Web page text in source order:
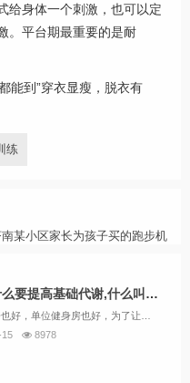
给身体一个刺激，也可以定
。平台期最重要的是耐
能到”穿衣显瘦，脱衣有
练
某小区家长为孩子买的跑步机
减肥为什么要提高基础代谢,什么叫基础代谢
15
8978